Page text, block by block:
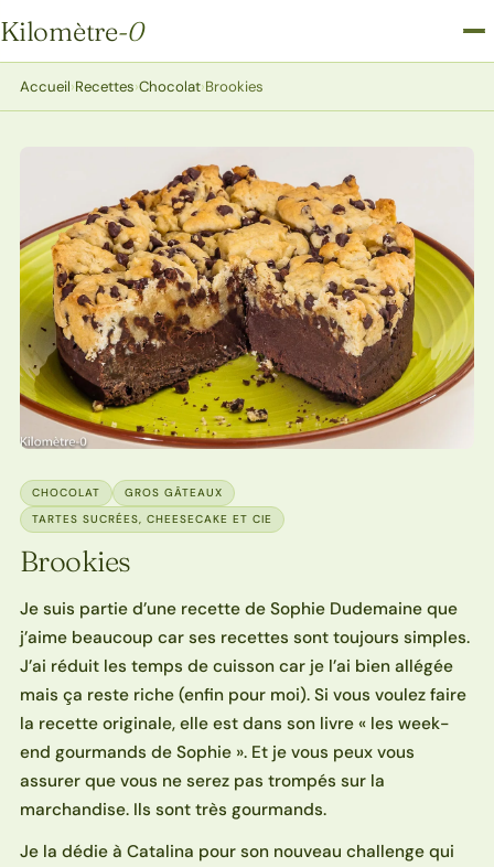
Kilomètre-0
Kilomètre-0
Accueil›Recettes›Chocolat›Brookies
CHOCOLAT
GROS GÂTEAUX
TARTES SUCRÉES, CHEESECAKE ET CIE
Brookies
Je suis partie d’une recette de Sophie Dudemaine que
j’aime beaucoup car ses recettes sont toujours simples.
J’ai réduit les temps de cuisson car je l’ai bien allégée
mais ça reste riche (enfin pour moi). Si vous voulez faire
la recette originale, elle est dans son livre « les week-
end gourmands de Sophie ». Et je vous peux vous
assurer que vous ne serez pas trompés sur la
marchandise. Ils sont très gourmands.
Je la dédie à Catalina pour son nouveau challenge qui